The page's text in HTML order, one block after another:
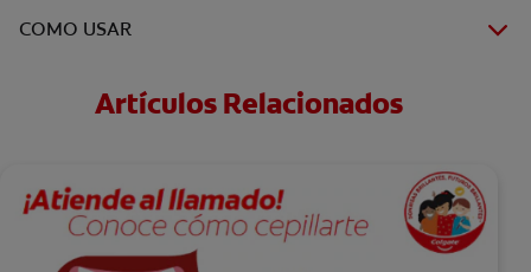
COMO USAR
Artículos Relacionados